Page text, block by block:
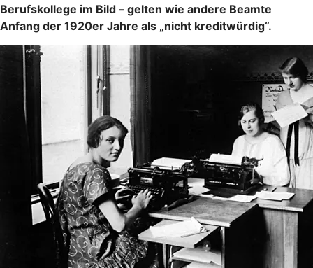
Berufskollege im Bild – gelten wie andere Beamte
Anfang der 1920er Jahre als „nicht kreditwürdig“.